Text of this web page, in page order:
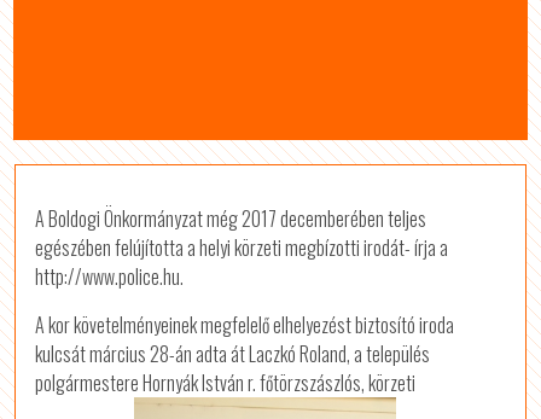
A Boldogi Önkormányzat még 2017 decemberében teljes
egészében felújította a helyi körzeti megbízotti irodát- írja a
http://www.police.hu.
A kor követelményeinek megfelelő elhelyezést biztosító iroda
kulcsát március 28-án adta át Laczkó Roland, a település
polgármestere Hornyák István r. főtörzszászlós, körzeti